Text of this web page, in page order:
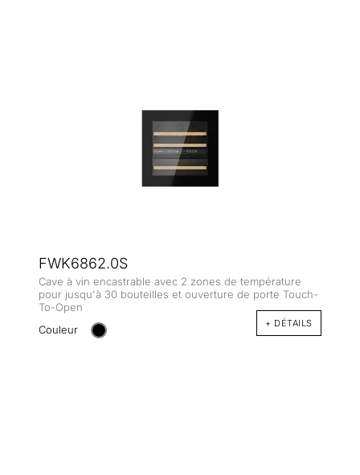
FWK6862.0S
Cave à vin encastrable avec 2 zones de température
pour jusqu'à 30 bouteilles et ouverture de porte Touch-
To-Open
Couleur
+ DÉTAILS